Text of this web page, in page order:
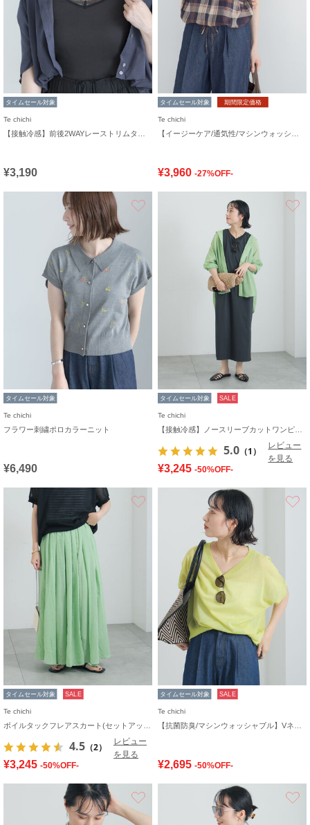
タイムセール対象
Te chichi
¥3,190
タイムセール対象 期間限定価格
Te chichi
¥3,960 -27%OFF-
タイムセール対象
Te chichi
フラワー刺繍ポロカラーニット
¥6,490
タイムセール対象 SALE
Te chichi
5.0 （1）
レビュー
を見る
¥3,245 -50%OFF-
タイムセール対象 SALE
Te chichi
4.5 （2）
レビュー
を見る
¥3,245 -50%OFF-
タイムセール対象 SALE
Te chichi
¥2,695 -50%OFF-